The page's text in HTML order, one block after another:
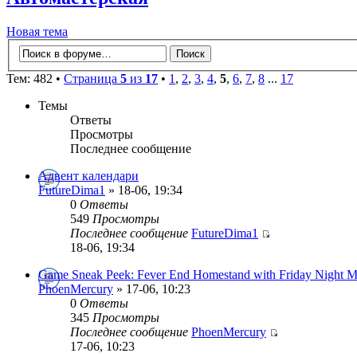
Новая тема
Тем: 482 • Страница 5 из 17 • 1 , 2, 3, 4, 5, 6, 7, 8 ... 17
Темы
Ответы
Просмотры
Последнее сообщение
Адвент календари
FutureDima1 » 18-06, 19:34
0 Ответы
549 Просмотры
Последнее сообщение FutureDima1
18-06, 19:34
Game Sneak Peek: Fever End Homestand with Friday Night
PhoenMercury » 17-06, 10:23
0 Ответы
345 Просмотры
Последнее сообщение PhoenMercury
17-06, 10:23